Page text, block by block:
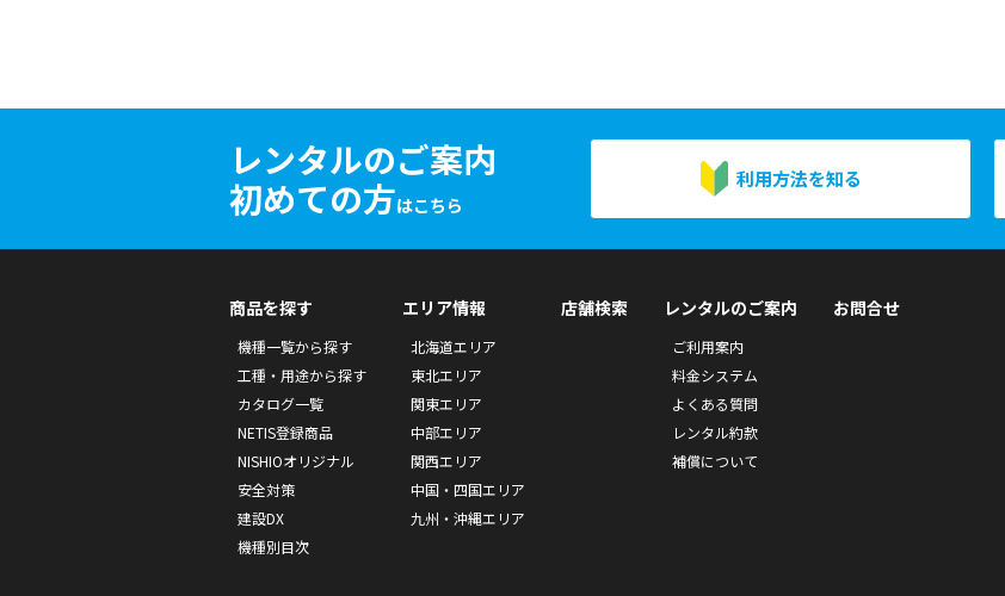
レンタルのご案内
初めての方はこちら
利用方法を知る
商品を探す
機種一覧から探す
工種・用途から探す
カタログ一覧
NETIS登録商品
NISHIOオリジナル
安全対策
建設DX
機種別目次
エリア情報
北海道エリア
東北エリア
関東エリア
中部エリア
関西エリア
中国・四国エリア
九州・沖縄エリア
店舗検索 レンタルのご案内
ご利用案内
料金システム
よくある質問
レンタル約款
補償について
お問合せ